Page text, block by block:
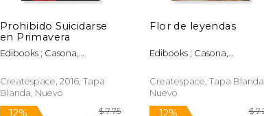
Prohibido Suicidarse
en Primavera
Edibooks ; Casona,
Createspace, 2016, Tapa
Blanda, Nuevo
Flor de leyendas
Edibooks ; Casona,
Createspace, Tapa Blanda,
Nuevo